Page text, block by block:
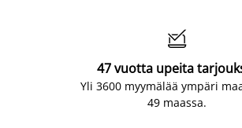

47 vuotta upeita
Yli 3600 myymälää ympäri
49 maassa.